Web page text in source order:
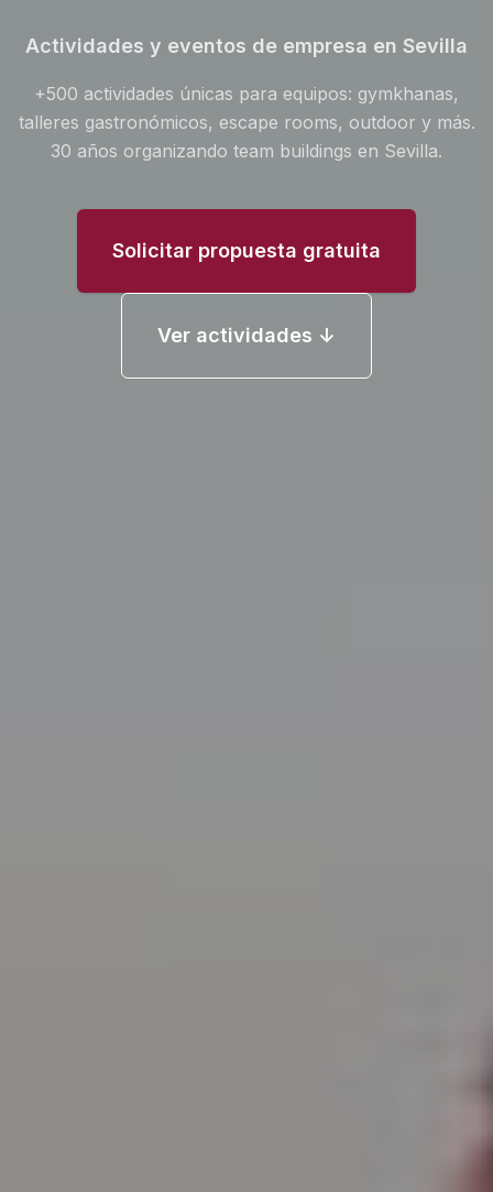
Actividades y eventos de empresa en Sevilla
+500 actividades únicas para equipos: gymkhanas,
talleres gastronómicos, escape rooms, outdoor y más.
30 años organizando team buildings en Sevilla.
Solicitar propuesta gratuita
Ver actividades ↓